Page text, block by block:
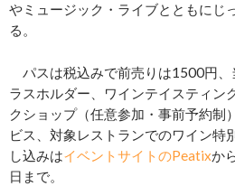
やミュージック・ライブとともにじ
る。
パスは税込みで前売りは1500円
ラスホルダー、ワインテイスティン
クショップ（任意参加・事前予約制
ビス、対象レストランでのワイン特
し込みはイベントサイトのPeatixか
日まで。